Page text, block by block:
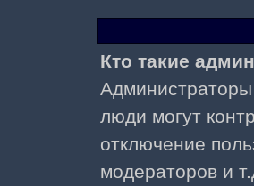
Кто такие
люди могут
отключение
модераторов и